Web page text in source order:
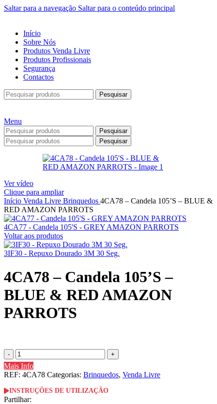
Saltar para a navegação Saltar para o conteúdo principal
Início
Sobre Nós
Produtos Venda Livre
Produtos Profissionais
Segurança
Contactos
Pesquisar
Menu
Pesquisar
Pesquisar
Ver vídeo
Clique para ampliar
Início Venda Livre Brinquedos 4CA78 – Candela 105’S – BLUE &
RED AMAZON PARROTS
4CA77 - Candela 105'S - GREY AMAZON PARROTS
Voltar aos produtos
3IF30 - Repuxo Dourado 3M 30 Seg.
4CA78 – Candela 105’S –
BLUE & RED AMAZON
PARROTS
Quantidade
de
4CA78
-
Candela
105'S
Mais Info
REF: 4CA78 Categorias: Brinquedos, Venda Livre
INSTRUÇÕES DE UTILIZAÇÃO
Partilhar: